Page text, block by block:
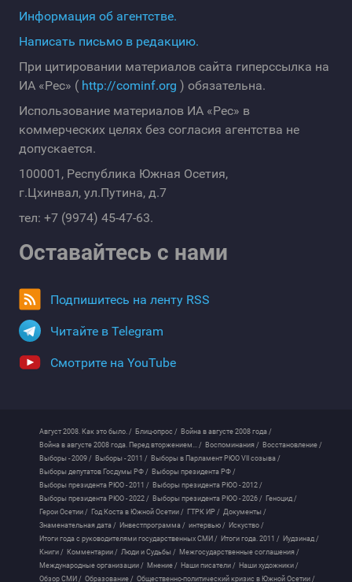
Информация об агентстве.
Написать письмо в редакцию.
При цитировании материалов сайта гиперссылка на
ИА «Рес» ( http://cominf.org ) обязательна.
Использование материалов ИА «Рес» в
коммерческих целях без согласия агентства не
допускается.
100001, Республика Южная Осетия,
г.Цхинвал, ул.Путина, д.7
тел: +7 (9974) 45-47-63.
Оставайтесь с нами
Подпишитесь на ленту RSS
Читайте в Telegram
Смотрите на YouTube
Август 2008. Как это было. / Блиц-опрос / Война в августе 2008 года /
Война в августе 2008 года. Перед вторжением... / Воспоминания / Восстановление /
Выборы - 2009 / Выборы - 2011 / Выборы в Парламент РЮО VII созыва /
Выборы депутатов Госдумы РФ / Выборы президента РФ /
Выборы президента РЮО - 2011 / Выборы президента РЮО - 2012 /
Выборы президента РЮО - 2022 / Выборы президента РЮО - 2026 / Геноцид /
Герои Осетии / Год Коста в Южной Осетии / ГТРК ИР / Документы /
Знаменательная дата / Инвестпрограмма / интервью / Искуство /
Итоги года с руководителями государственных СМИ / Итоги года. 2011 / Иудзинад /
Книги / Комментарии / Люди и Судьбы / Межгосударственные соглашения /
Международные организации / Мнение / Наши писатели / Наши художники /
Обзор СМИ / Образование / Общественно-политический кризис в Южной Осетии /